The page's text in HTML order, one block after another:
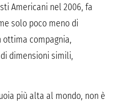
Americani nel 2006, fa
solo poco meno di
ottima compagnia,
dimensioni simili,
più alta al mondo, non è